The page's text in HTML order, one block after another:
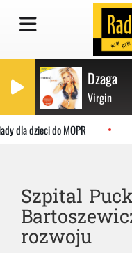
Dzaga
Virgin
dla dzieci do MOPR
Szpital
rozwoju